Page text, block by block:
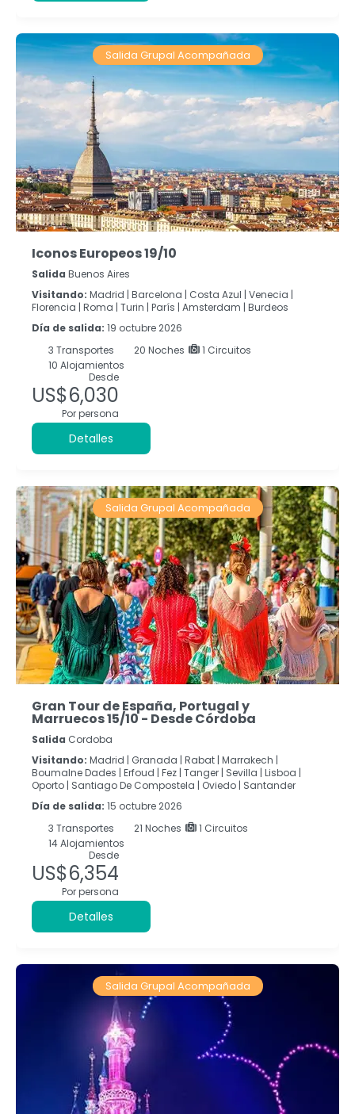
Salida Grupal Acompañada
Iconos Europeos 19/10
Salida Buenos Aires
Visitando: Madrid | Barcelona | Costa Azul | Venecia |
Florencia | Roma | Turin | París | Amsterdam | Burdeos
Día de salida: 19 octubre 2026
3 Transportes 20 Noches
1 Circuitos
10 Alojamientos
Desde
US$6,030
Por persona
Detalles
Salida Grupal Acompañada
Gran Tour de España, Portugal y
Marruecos 15/10 - Desde Córdoba
Salida Cordoba
Visitando: Madrid | Granada | Rabat | Marrakech |
Boumalne Dades | Erfoud | Fez | Tanger | Sevilla | Lisboa |
Oporto | Santiago De Compostela | Oviedo | Santander
Día de salida: 15 octubre 2026
3 Transportes 21 Noches
1 Circuitos
14 Alojamientos
Desde
US$6,354
Por persona
Detalles
Salida Grupal Acompañada